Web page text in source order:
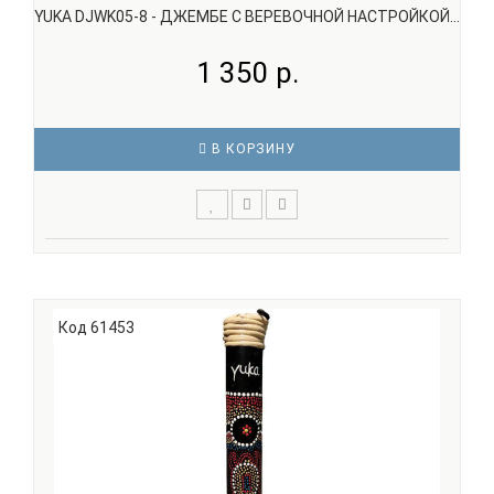
YUKA DJWK05-8 - ДЖЕМБЕ С ВЕРЕВОЧНОЙ НАСТРОЙКОЙ...
1 350 р.
В КОРЗИНУ
козьей кожи. Размеры указаны примерные, поскольку
изготавливается джембе из цельного куска древесины,
то размер может варьироваться, особенно диаметр.
Эта м..
Код 61453